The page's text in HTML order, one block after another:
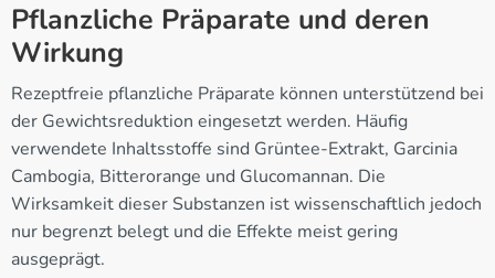
Pflanzliche Präparate und deren
Wirkung
Rezeptfreie pflanzliche Präparate können unterstützend bei
der Gewichtsreduktion eingesetzt werden. Häufig
verwendete Inhaltsstoffe sind Grüntee-Extrakt, Garcinia
Cambogia, Bitterorange und Glucomannan. Die
Wirksamkeit dieser Substanzen ist wissenschaftlich jedoch
nur begrenzt belegt und die Effekte meist gering
ausgeprägt.